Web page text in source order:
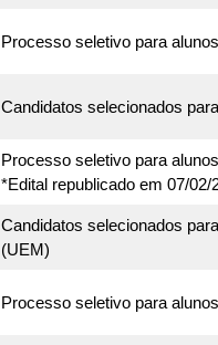
Processo seletivo para
Candidatos selecionados
Processo seletivo para
*Edital republicado em 07/
Candidatos selecionados
(UEM)
Processo seletivo para